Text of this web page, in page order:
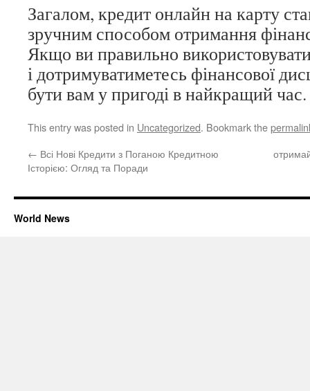
Загалом, кредит онлайн на карту
зручним способом отримання
Якщо ви правильно
і дотримуватиметесь фінансової
бути вам у пригоді в найкращий час.
This entry was posted in Uncategorized. Bookmark the
← Всі Нові Кредити з Поганою Кредитною
Історією: Огляд та Поради
World News